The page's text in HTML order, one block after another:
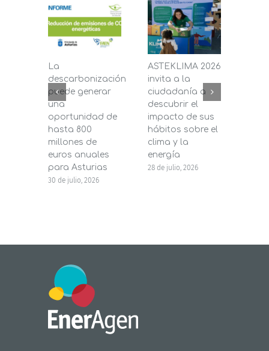
La
descarbonización
puede generar
una
oportunidad de
hasta 800
millones de
euros anuales
para Asturias
30 de julio, 2026
ASTEKLIMA 2026
invita a la
ciudadanía a
descubrir el
impacto de sus
hábitos sobre el
clima y la
energía
28 de julio, 2026